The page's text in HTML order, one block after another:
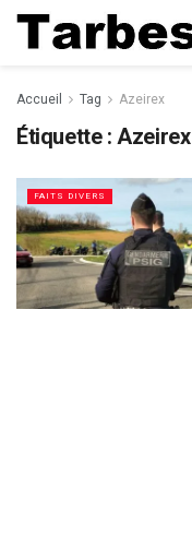
Accueil Tag Azeirex
Étiquette :Azeirex
FAITS DIVERS